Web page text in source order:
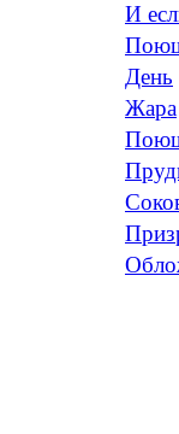
И
День
Жара